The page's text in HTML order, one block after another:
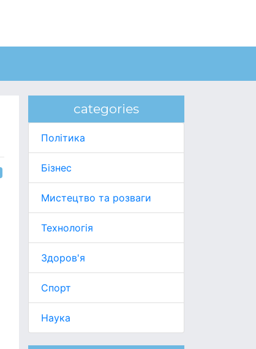
categories
Політика
Бізнес
Мистецтво та розваги
Технологія
Здоров'я
Спорт
Наука